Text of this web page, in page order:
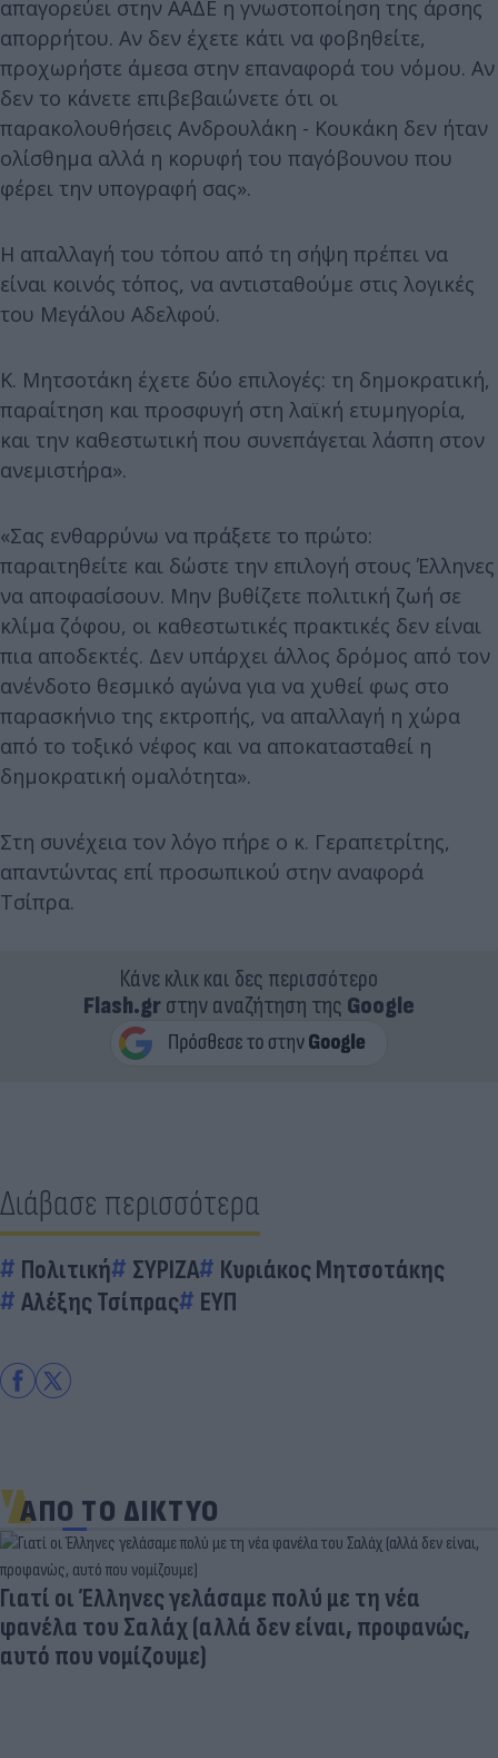
απαγορεύει στην ΑΑΔΕ η γνωστοποίηση της άρσης
απορρήτου. Αν δεν έχετε κάτι να φοβηθείτε,
προχωρήστε άμεσα στην επαναφορά του νόμου. Αν
δεν το κάνετε επιβεβαιώνετε ότι οι
παρακολουθήσεις Ανδρουλάκη - Κουκάκη δεν ήταν
ολίσθημα αλλά η κορυφή του παγόβουνου που
φέρει την υπογραφή σας».
Η απαλλαγή του τόπου από τη σήψη πρέπει να
είναι κοινός τόπος, να αντισταθούμε στις λογικές
του Μεγάλου Αδελφού.
Κ. Μητσοτάκη έχετε δύο επιλογές: τη δημοκρατική,
παραίτηση και προσφυγή στη λαϊκή ετυμηγορία,
και την καθεστωτική που συνεπάγεται λάσπη στον
ανεμιστήρα».
«Σας ενθαρρύνω να πράξετε το πρώτο:
παραιτηθείτε και δώστε την επιλογή στους Έλληνες
να αποφασίσουν. Μην βυθίζετε πολιτική ζωή σε
κλίμα ζόφου, οι καθεστωτικές πρακτικές δεν είναι
πια αποδεκτές. Δεν υπάρχει άλλος δρόμος από τον
ανένδοτο θεσμικό αγώνα για να χυθεί φως στο
παρασκήνιο της εκτροπής, να απαλλαγή η χώρα
από το τοξικό νέφος και να αποκατασταθεί η
δημοκρατική ομαλότητα».
Στη συνέχεια τον λόγο πήρε ο κ. Γεραπετρίτης,
απαντώντας επί προσωπικού στην αναφορά
Τσίπρα.
Κάνε κλικ και δες περισσότερο
Flash.grστην αναζήτηση της Google
Διάβασε περισσότερα
Πολιτική ΣΥΡΙΖΑ
Κυριάκος Μητσοτάκης
Αλέξης Τσίπρας
ΕΥΠ
ΑΠΟ ΤΟ ΔΙΚΤΥΟ
Γιατί οι Έλληνες γελάσαμε πολύ με τη νέα
φανέλα του Σαλάχ (αλλά δεν είναι, προφανώς,
αυτό που νομίζουμε)